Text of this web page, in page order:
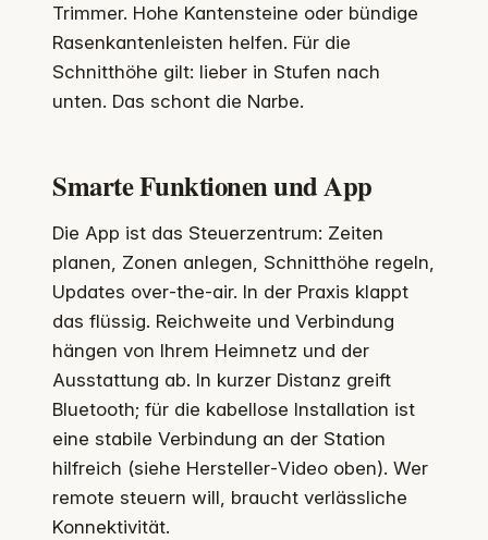
Trimmer. Hohe Kantensteine oder bündige
Rasenkantenleisten helfen. Für die
Schnitthöhe gilt: lieber in Stufen nach
unten. Das schont die Narbe.
Smarte Funktionen und App
Die App ist das Steuerzentrum: Zeiten
planen, Zonen anlegen, Schnitthöhe regeln,
Updates over‑the‑air. In der Praxis klappt
das flüssig. Reichweite und Verbindung
hängen von Ihrem Heimnetz und der
Ausstattung ab. In kurzer Distanz greift
Bluetooth; für die kabellose Installation ist
eine stabile Verbindung an der Station
hilfreich (siehe Hersteller‑Video oben). Wer
remote steuern will, braucht verlässliche
Konnektivität.